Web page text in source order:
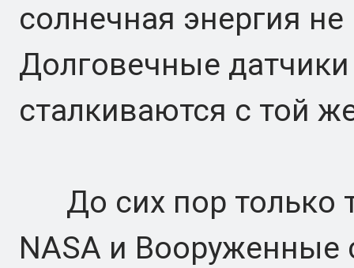
солнечная энергия
Долговечные
сталкиваются с той
До сих пор только
NASA и